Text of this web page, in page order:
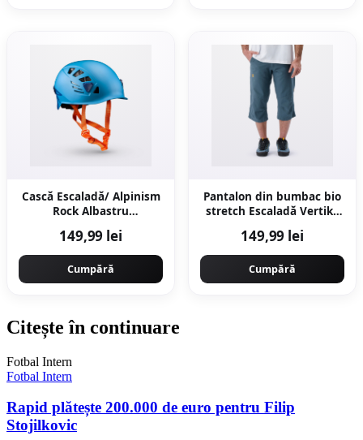
Cască Escaladă/ Alpinism
Rock Albastru
149,99 lei
Cumpără
Pantalon din bumbac bio
stretch Escaladă Vertika
149,99 lei
Cumpără
Citește în continuare
Fotbal Intern
Fotbal Intern
Rapid plătește 200.000 de euro pentru Filip
Stojilkovic